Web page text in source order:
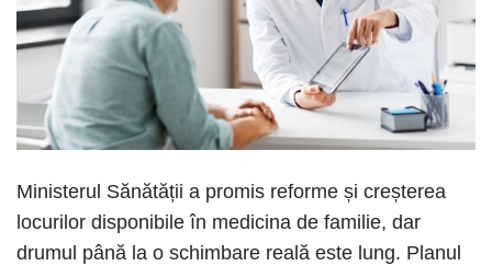
Ministerul Sănătății a promis reforme și creșterea
locurilor disponibile în medicina de familie, dar
drumul până la o schimbare reală este lung. Planul